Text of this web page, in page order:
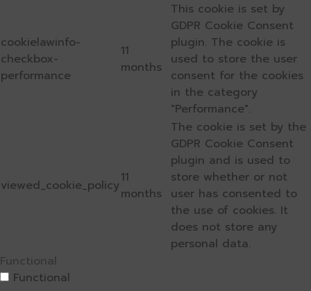
cookielawinfo-
checkbox-
performance
11
months
This cookie is set by
GDPR Cookie Consent
plugin. The cookie is
used to store the user
consent for the cookies
in the category
"Performance".
viewed_cookie_policy11
months
The cookie is set by the
GDPR Cookie Consent
plugin and is used to
store whether or not
user has consented to
the use of cookies. It
does not store any
personal data.
Functional
Functional